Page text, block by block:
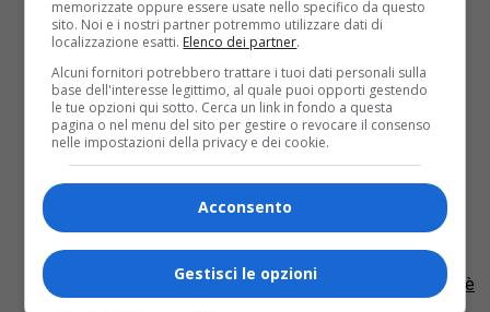
Alessandria6 anni fa
Violenza in ospedale ad
Alessandria, Infermiera aggredita
da un paziente
Aggredita da un paziente mentre è al lavoro. E’ quanto è
successo a un’infermiera all’Ospedale Santi Antonio e
memorizzate oppure essere usate nello specifico da questo
sito. Noi e i nostri partner potremmo utilizzare dati di
localizzazione esatti. Elenco dei partner.
Alcuni fornitori potrebbero trattare i tuoi dati personali sulla
base dell'interesse legittimo, al quale puoi opporti gestendo
le tue opzioni qui sotto. Cerca un link in fondo a questa
pagina o nel menu del sito per gestire o revocare il consenso
nelle impostazioni della privacy e dei cookie.
Acconsento
Gestisci le opzioni